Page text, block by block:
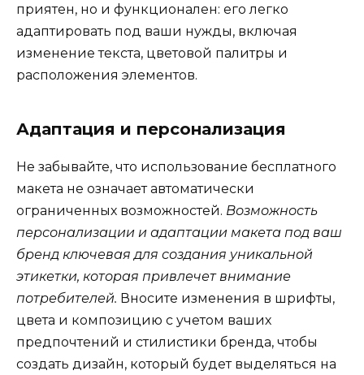
приятен, но и функционален: его легко
адаптировать под ваши нужды, включая
изменение текста, цветовой палитры и
расположения элементов.
Адаптация и персонализация
Не забывайте, что использование бесплатного
макета не означает автоматически
ограниченных возможностей. Возможность
персонализации и адаптации макета под ваш
бренд ключевая для создания уникальной
этикетки, которая привлечет внимание
потребителей. Вносите изменения в шрифты,
цвета и композицию с учетом ваших
предпочтений и стилистики бренда, чтобы
создать дизайн, который будет выделяться на